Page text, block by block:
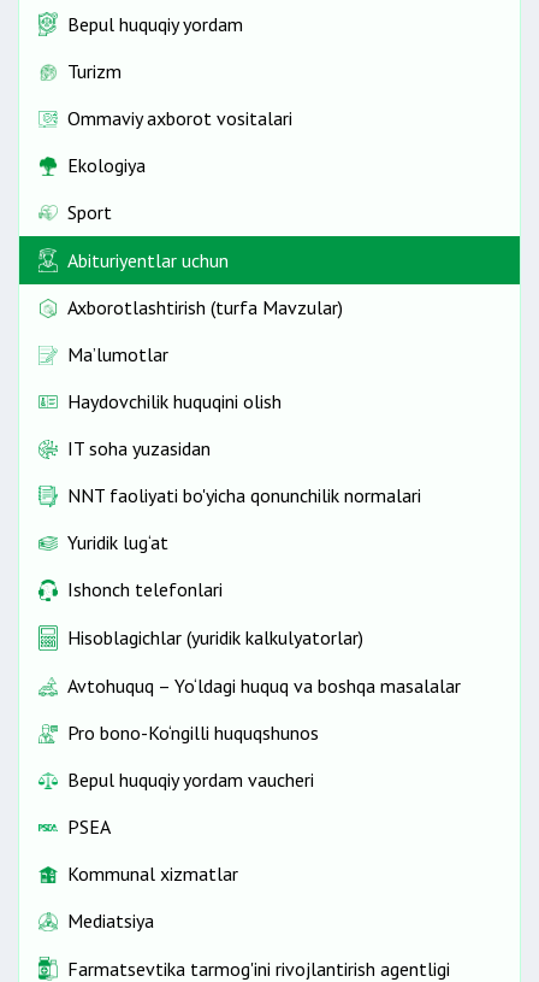
Bepul huquqiy yordam
Turizm
Ommaviy axborot vositalari
Ekologiya
Sport
Abituriyentlar uchun
Axborotlashtirish (turfa Mavzular)
Ma’lumotlar
Haydovchilik huquqini olish
IT soha yuzasidan
NNT faoliyati bo'yicha qonunchilik normalari
Yuridik lug‘at
Ishonch telefonlari
Hisoblagichlar (yuridik kalkulyatorlar)
Avtohuquq – Yo‘ldagi huquq va boshqa masalalar
Pro bono-Ko‘ngilli huquqshunos
Bepul huquqiy yordam vaucheri
PSEA
Kommunal xizmatlar
Mediatsiya
Farmatsevtika tarmog'ini rivojlantirish agentligi